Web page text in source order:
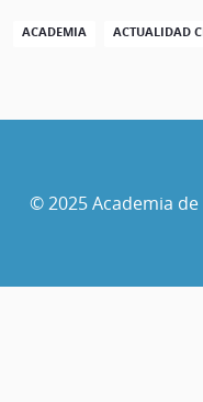
ACADEMIA ACTUALIDAD
© 2025 Academia